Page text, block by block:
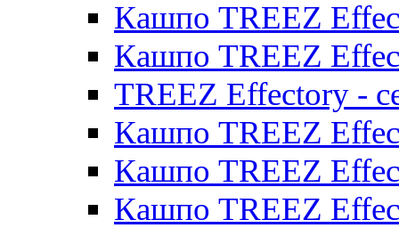
Кашпо TREEZ
Кашпо TREEZ
TREEZ Effectory -
Кашпо TREEZ
Кашпо TREEZ
Кашпо TREEZ